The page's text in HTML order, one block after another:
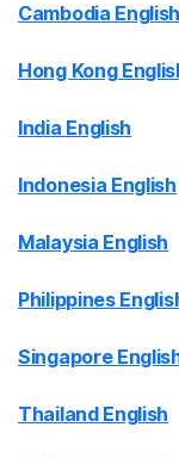
Cambodia English
Hong Kong
India English
Indonesia English
Malaysia English
Philippines
Singapore
Thailand English